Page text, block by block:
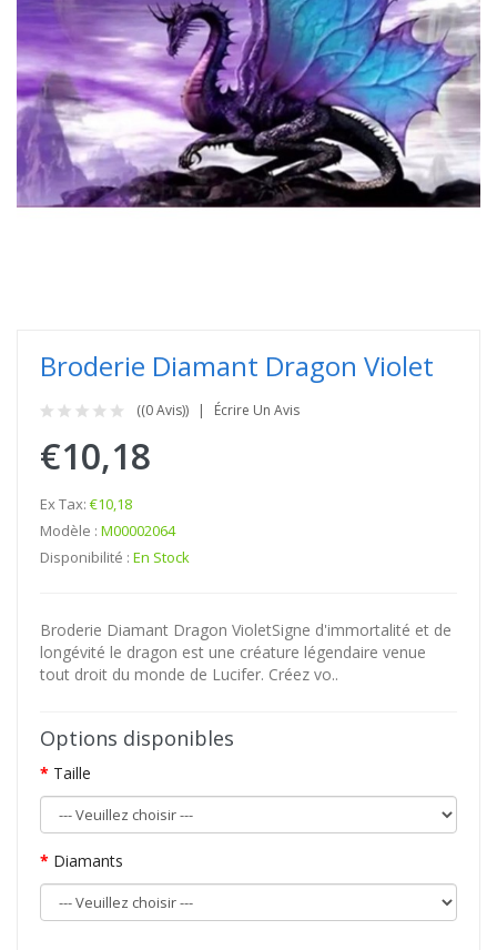
Broderie Diamant Dragon Violet
((0 Avis)) Écrire Un Avis
€10,18
Ex Tax: €10,18
Modèle : M00002064
Disponibilité : En Stock
Broderie Diamant Dragon VioletSigne d'immortalité et de
longévité le dragon est une créature légendaire venue
tout droit du monde de Lucifer. Créez vo..
Options disponibles
Taille
Diamants